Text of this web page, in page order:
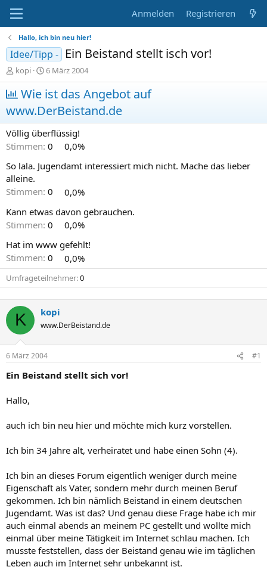
Anmelden Registrieren
Hallo, ich bin neu hier!
Idee/Tipp - Ein Beistand stellt isch vor!
E
r
s
t
e
l
l
e
kopi
E
r
s
t
e
l
l
t
m
6 März 2004
Wie ist das Angebot auf
www.DerBeistand.de
Völlig überflüssig!
Stimmen: 0
0,0%
So lala. Jugendamt interessiert mich nicht. Mache das lieber
alleine.
Stimmen: 0
0,0%
Kann etwas davon gebrauchen.
Stimmen: 0
0,0%
Hat im www gefehlt!
Stimmen: 0 0,0%
Umfrageteilnehmer 0
K kopi
www.DerBeistand.de
6 März 2004 #1
Ein Beistand stellt sich vor!
Hallo,
auch ich bin neu hier und möchte mich kurz vorstellen.
Ich bin 34 Jahre alt, verheiratet und habe einen Sohn (4).
Ich bin an dieses Forum eigentlich weniger durch meine
Eigenschaft als Vater, sondern mehr durch meinen Beruf
gekommen. Ich bin nämlich Beistand in einem deutschen
Jugendamt. Was ist das? Und genau diese Frage habe ich mir
auch einmal abends an meinem PC gestellt und wollte mich
einmal über meine Tätigkeit im Internet schlau machen. Ich
musste feststellen, dass der Beistand genau wie im täglichen
Leben auch im Internet sehr unbekannt ist.